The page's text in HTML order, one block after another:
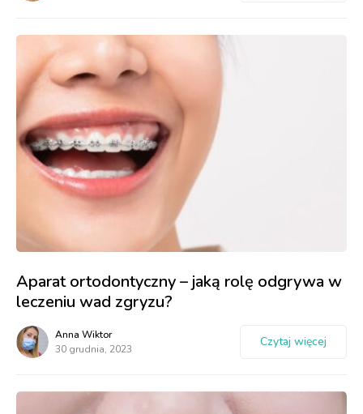
Aparat ortodontyczny – jaką rolę odgrywa w
leczeniu wad zgryzu?
Anna Wiktor
30 grudnia, 2023
Czytaj więcej